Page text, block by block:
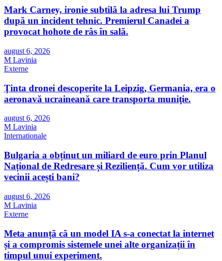
Mark Carney, ironie subtilă la adresa lui Trump
după un incident tehnic. Premierul Canadei a
provocat hohote de râs în sală.
august 6, 2026
M Lavinia
Externe
Ţinta dronei descoperite la Leipzig, Germania, era o
aeronavă ucraineană care transporta muniţie.
august 6, 2026
M Lavinia
Internationale
Bulgaria a obținut un miliard de euro prin Planul
Național de Redresare și Reziliență. Cum vor utiliza
vecinii acești bani?
august 6, 2026
M Lavinia
Externe
Meta anunță că un model IA s-a conectat la internet
și a compromis sistemele unei alte organizații în
timpul unui experiment.